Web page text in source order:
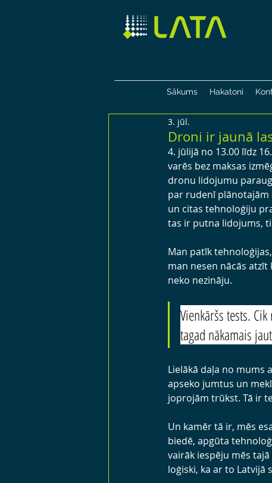
Sākums Hakatoni
Droni ir jaunā
3. jūl.
4. jūlijā no 13.00 līdz
varēs bez maksas
dronu lidojumu
par rudenī plānotajām
un citas tehnoloģiju
tas ir putna lidojums,
Man patīk
man nesen nācās
neko nezināju.
Vienkāršs tests.
tagad nākamais
Lielākā daļa no mums
apseko jumtus un
joprojām trūkst. Tā ir
Un kamēr tā ir, mēs
biedē, apgūta
vairāk iespēju mēs
loģiski, ka ar to Latvijā